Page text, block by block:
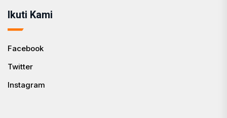
Ikuti Kami
Facebook
Twitter
Instagram